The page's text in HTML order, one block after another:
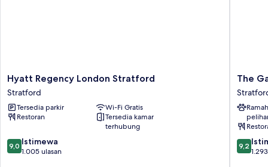
Hyatt
Regency
London
Stratford
Stratford
Hyatt Regency London Stratford
Stratford
Tersedia parkir
Wi-Fi Gratis
Restoran
Tersedia kamar
terhubung
9.0
dari
9,0 Istimewa
1.005 ulasan
The
Gantry
London,
Curio
by
Hilton
The
9.2
dari
9,2